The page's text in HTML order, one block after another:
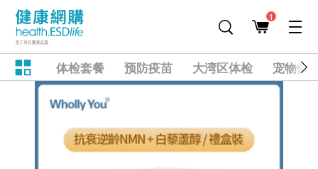
1
体检套餐 预防疫苗 大湾区体检 宠物健